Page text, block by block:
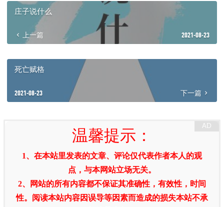
庄子说什么
上一篇 2021-08-23
死亡赋格
2021-08-23 下一篇
温馨提示：
1、在本站里发表的文章、评论仅代表作者本人的观
点，与本网站立场无关。
2、网站的所有内容都不保证其准确性，有效性，时间
性。阅读本站内容因误导等因素而造成的损失本站不承